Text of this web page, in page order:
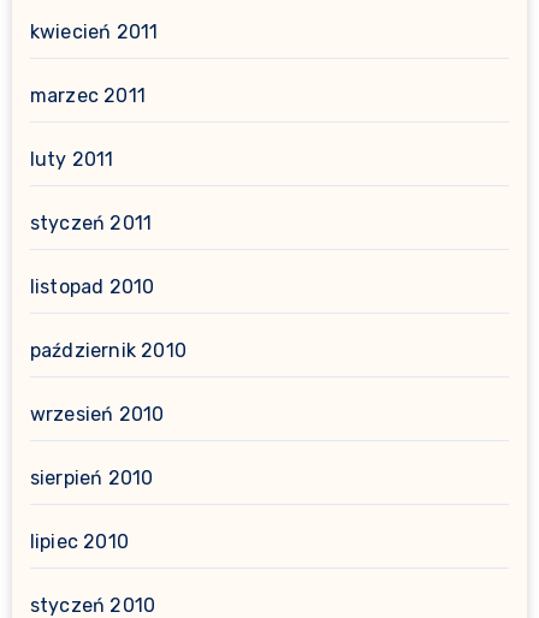
kwiecień 2011
marzec 2011
luty 2011
styczeń 2011
listopad 2010
październik 2010
wrzesień 2010
sierpień 2010
lipiec 2010
styczeń 2010